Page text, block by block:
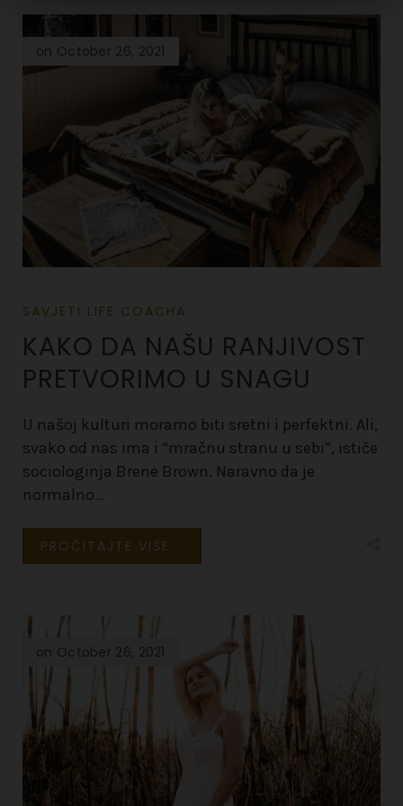
on October 26, 2021
SAVJETI LIFE COACHA
KAKO DA NAŠU RANJIVOST
PRETVORIMO U SNAGU
U našoj kulturi moramo biti sretni i perfektni. Ali,
svako od nas ima i “mračnu stranu u sebi”, ističe
sociologinja Brene Brown. Naravno da je
normalno…
PROČITAJTE VIŠE...
on October 26, 2021